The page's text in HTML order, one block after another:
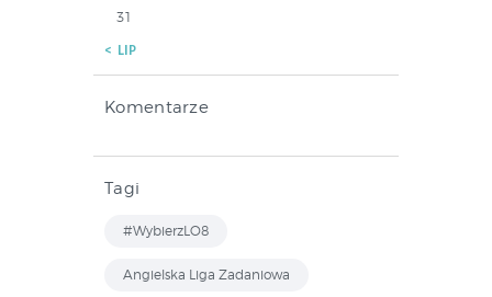
31
« LIP
Komentarze
Tagi
#WybierzLO8
Angielska Liga Zadaniowa